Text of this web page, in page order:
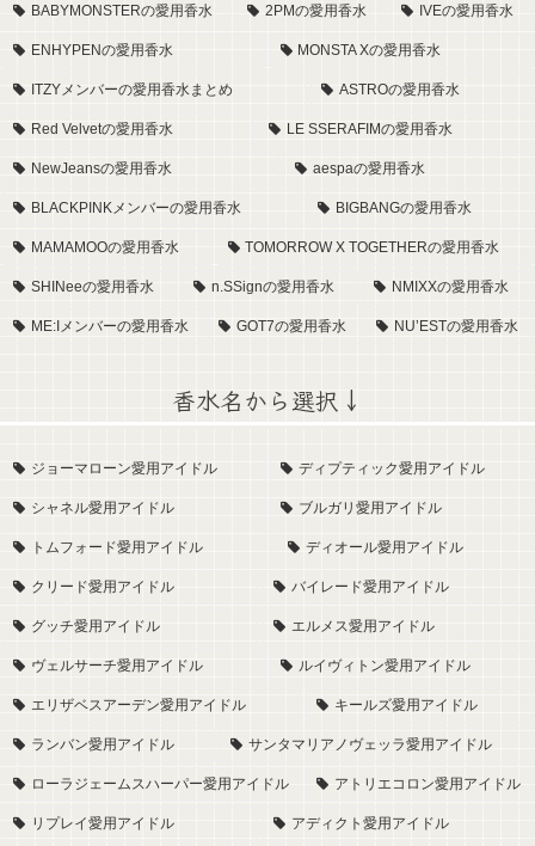
BABYMONSTERの愛用香水 2PMの愛用香水 IVEの愛用香水
ENHYPENの愛用香水 MONSTA Xの愛用香水
ITZYメンバーの愛用香水まとめ ASTROの愛用香水
Red Velvetの愛用香水 LE SSERAFIMの愛用香水
NewJeansの愛用香水 aespaの愛用香水
BLACKPINKメンバーの愛用香水 BIGBANGの愛用香水
MAMAMOOの愛用香水 TOMORROW X TOGETHERの愛用香水
SHINeeの愛用香水 n.SSignの愛用香水 NMIXXの愛用香水
ME:Iメンバーの愛用香水 GOT7の愛用香水 NU’ESTの愛用香水
香水名から選択↓
ジョーマローン愛用アイドル ディプティック愛用アイドル
シャネル愛用アイドル ブルガリ愛用アイドル
トムフォード愛用アイドル ディオール愛用アイドル
クリード愛用アイドル バイレード愛用アイドル
グッチ愛用アイドル エルメス愛用アイドル
ヴェルサーチ愛用アイドル ルイヴィトン愛用アイドル
エリザベスアーデン愛用アイドル キールズ愛用アイドル
ランバン愛用アイドル サンタマリアノヴェッラ愛用アイドル
ローラジェームスハーパー愛用アイドル アトリエコロン愛用アイドル
リプレイ愛用アイドル アディクト愛用アイドル